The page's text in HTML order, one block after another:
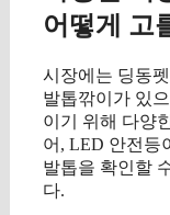
어떻게 고
시장에는 딩동
발톱깎이가 있
이기 위해 다양
어, LED 안전등
발톱을 확인할
다.